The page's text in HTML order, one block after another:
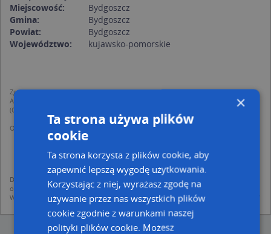
Miejscowość:
Bydgoszcz
Gmina:
Bydgoszcz
Powiat:
Bydgoszcz
Województwo:
kujawsko-pomorskie
Zgodnie z Rozporządzeniem PE i Rady (UE) o Ochronie Danych Osobowych
Administratorem (RODO), administratorem danych jest AutoMapa sp. z o.o.
(Operator) z siedzibą w Warszawie przy ulicy Domaniewskiej 37.
Operator przetwarza dane osobowe w celu:
dodania ich do bazy Targeo oraz publikacji w wyszukiwarce firm i na
udostępniania danych o firmach partnerom biznesowym operatora (art.
6 ust. 1 lit. f RODO)
Dane pochodzą z publicznych baz CEIDG, GUS, REGON, z firmowych stron www
oraz od podmiotów zewnętrznych.
Więcej informacji dot. RODO:http://regulamin.automapa.pl/odo_przetwarzanie/
×
Ta strona używa plików
cookie
Ta strona korzysta z plików cookie, aby
zapewnić lepszą wygodę użytkowania.
Korzystając z niej, wyrażasz zgodę na
używanie przez nas wszystkich plików
cookie zgodnie z warunkami naszej
polityki plików cookie. Możesz